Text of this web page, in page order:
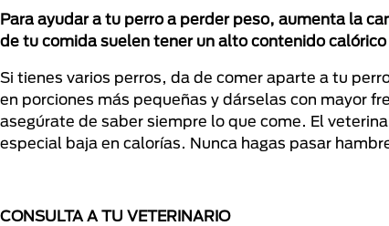
Para ayudar a tu perro a perder peso, aumenta la
de tu comida suelen tener un alto contenido
Si tienes varios perros, da de comer aparte a tu
en porciones más pequeñas y dárselas con mayor
asegúrate de saber siempre lo que come. El
especial baja en calorías. Nunca hagas pasar
CONSULTA A TU VETERINARIO